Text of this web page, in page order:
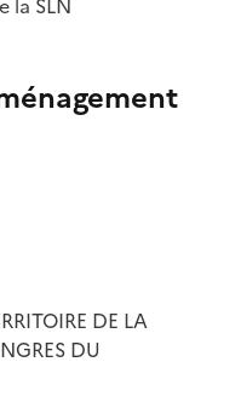
la SLN
DE LA
DU